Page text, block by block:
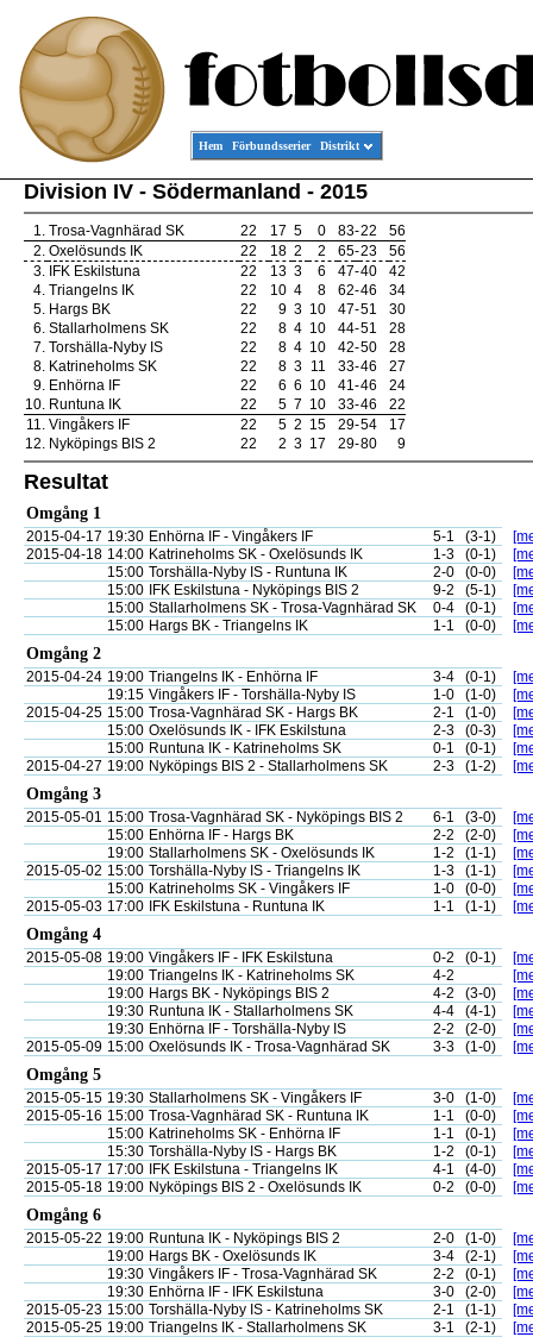
Hem Förbundsserier Distrikt
Division IV - Södermanland - 2015
1. Trosa-Vagnhärad SK 22 17 5 0 83-22
56
2. Oxelösunds IK 22 18 2 2 65-23
56
3. IFK Eskilstuna 22 13 3 6 47-40
42
4. Triangelns IK 22 10 4 8 62-46
34
5. Hargs BK 22 9 3 10 47-51
30
6. Stallarholmens SK 22 8 4 10 44-51
28
7. Torshälla-Nyby IS 22 8 4 10 42-50
28
8. Katrineholms SK 22 8 3 11 33-46
27
9. Enhörna IF 22 6 6 10 41-46
24
10. Runtuna IK 22 5 7 10 33-46
22
11. Vingåkers IF 22 5 2 15 29-54
17
12. Nyköpings BIS 2 22 2 3 17 29-80 9
Resultat
Omgång 1
2015-04-17 19:30 Enhörna IF - Vingåkers IF 5-1 (3-1)
2015-04-18 14:00 Katrineholms SK - Oxelösunds IK 1-3 (0-1)
15:00 Torshälla-Nyby IS - Runtuna IK 2-0 (0-0)
15:00
IFK Eskilstuna - Nyköpings BIS 2 9-2 (5-1)
15:00 Stallarholmens SK - Trosa-Vagnhärad SK 0-4 (0-1)
15:00 Hargs BK - Triangelns IK 1-1 (0-0)
Omgång 2
2015-04-24 19:00 Triangelns IK - Enhörna IF 3-4 (0-1)
19:15 Vingåkers IF - Torshälla-Nyby IS 1-0 (1-0)
2015-04-25 15:00 Trosa-Vagnhärad SK - Hargs BK 2-1 (1-0)
15:00 Oxelösunds IK - IFK Eskilstuna 2-3 (0-3)
15:00 Runtuna IK - Katrineholms SK 0-1 (0-1)
2015-04-27 19:00 Nyköpings BIS 2 - Stallarholmens SK 2-3 (1-2)
Omgång 3
2015-05-01 15:00 Trosa-Vagnhärad SK - Nyköpings BIS 2 6-1 (3-0)
15:00 Enhörna IF - Hargs BK 2-2 (2-0)
19:00 Stallarholmens SK - Oxelösunds IK 1-2 (1-1)
2015-05-02 15:00 Torshälla-Nyby IS - Triangelns IK 1-3 (1-1)
15:00 Katrineholms SK - Vingåkers IF 1-0 (0-0)
2015-05-03 17:00 IFK Eskilstuna - Runtuna IK 1-1 (1-1)
Omgång 4
2015-05-08 19:00 Vingåkers IF - IFK Eskilstuna 0-2 (0-1)
19:00 Triangelns IK - Katrineholms SK 4-2
19:00 Hargs BK - Nyköpings BIS 2 4-2 (3-0)
19:30 Runtuna IK - Stallarholmens SK 4-4 (4-1)
19:30 Enhörna IF - Torshälla-Nyby IS 2-2 (2-0)
2015-05-09 15:00 Oxelösunds IK - Trosa-Vagnhärad SK 3-3 (1-0)
Omgång 5
2015-05-15 19:30 Stallarholmens SK - Vingåkers IF 3-0 (1-0)
2015-05-16 15:00 Trosa-Vagnhärad SK - Runtuna IK 1-1 (0-0)
15:00 Katrineholms SK - Enhörna IF 1-1 (0-1)
15:30 Torshälla-Nyby IS - Hargs BK 1-2 (0-1)
2015-05-17 17:00 IFK Eskilstuna - Triangelns IK 4-1 (4-0)
2015-05-18 19:00 Nyköpings BIS 2 - Oxelösunds IK 0-2 (0-0)
Omgång 6
2015-05-22 19:00 Runtuna IK - Nyköpings BIS 2 2-0 (1-0)
19:00 Hargs BK - Oxelösunds IK 3-4 (2-1)
19:30 Vingåkers IF - Trosa-Vagnhärad SK 2-2 (0-1)
19:30 Enhörna IF - IFK Eskilstuna 3-0 (2-0)
2015-05-23 15:00 Torshälla-Nyby IS - Katrineholms SK 2-1 (1-1)
2015-05-25 19:00 Triangelns IK - Stallarholmens SK 3-1 (2-1)